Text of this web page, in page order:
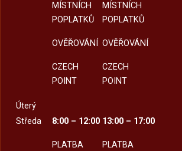
MÍSTNÍCH
POPLATKŮ
OVĚŘOVÁNÍ
CZECH
POINT
MÍSTNÍCH
POPLATKŮ
OVĚŘOVÁNÍ
CZECH
POINT
Úterý
Středa
8:00 – 12:00
PLATBA
13:00 – 17:00
PLATBA